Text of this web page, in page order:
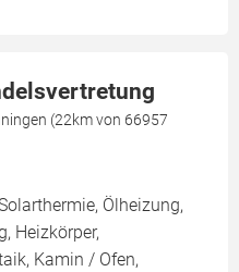
(22km von 66957
Ölheizung,
Heizkörper,
Kamin / Ofen,